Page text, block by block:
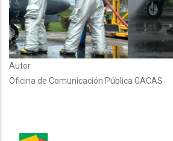
Autor
Oficina de Comunicación Pública GACAS